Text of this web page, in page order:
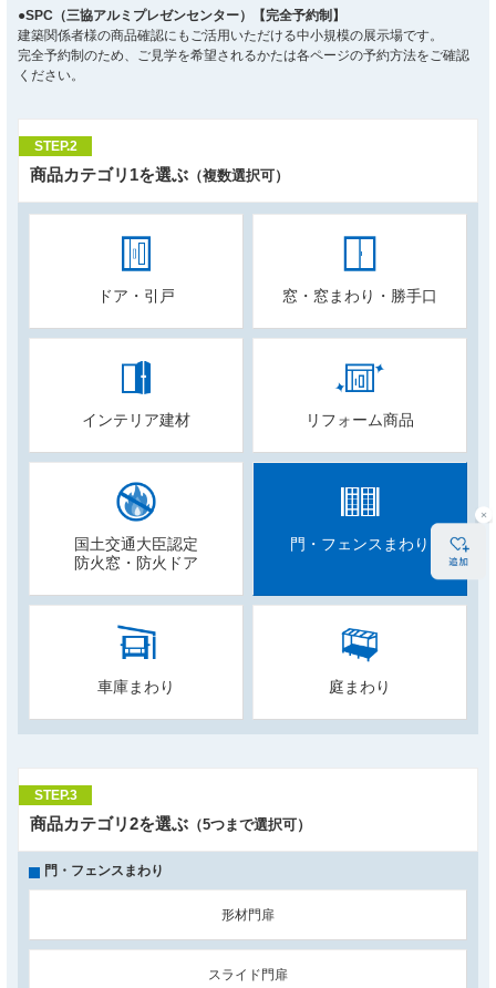
●SPC（三協アルミプレゼンセンター）【完全予約制】
建築関係者様の商品確認にもご活用いただける中小規模の展示場です。
完全予約制のため、ご見学を希望されるかたは各ページの予約方法をご確認
ください。
STEP.2
商品カテゴリ1を選ぶ （複数選択可）
ドア・引戸 窓・窓まわり・勝手口
インテリア建材 リフォーム商品
国土交通大臣認定
防火窓・防火ドア
門・フェンスまわり
車庫まわり 庭まわり
STEP.3
商品カテゴリ2を選ぶ （5つまで選択可）
門・フェンスまわり
形材門扉
スライド門扉